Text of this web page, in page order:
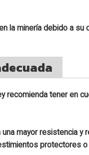
la minería debido a
tener en
mayor resistencia y
protectores